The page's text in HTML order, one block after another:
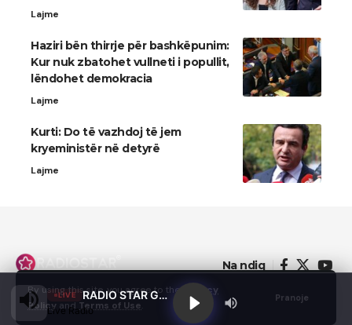
By using this site, you agree to the Privacy
Policy and Terms of Use
Pranoje
Lajme
Haziri bën thirrje për bashkëpunim:
Kur nuk zbatohet vullneti i popullit,
lëndohet demokracia
Lajme
Kurti: Do të vazhdoj të jem
kryeministër në detyrë
Lajme
Na ndiq
© 2022 - Domainterm.com - All Rights Reserved.
LIVE RADIO STAR GJILAN
Live Radio